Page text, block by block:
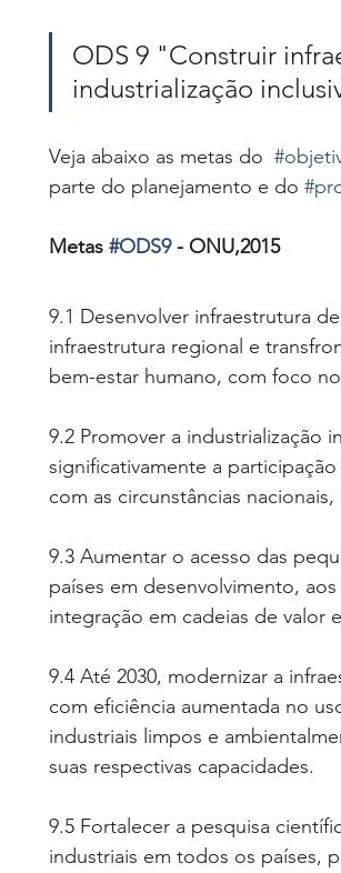
ODS 9 "Construir
industrialização
Veja abaixo as metas do
parte do planejamento e do
Metas #ODS9 - ONU,2015
9.1 Desenvolver infraestrutura
infraestrutura regional e
bem-estar humano, com foco
9.2 Promover a industrialização
significativamente a
com as circunstâncias
9.3 Aumentar o acesso das
países em desenvolvimento,
integração em cadeias de valor
9.4 Até 2030, modernizar a
com eficiência aumentada no
industriais limpos e
suas respectivas capacidades.
9.5 Fortalecer a pesquisa
industriais em todos os países,